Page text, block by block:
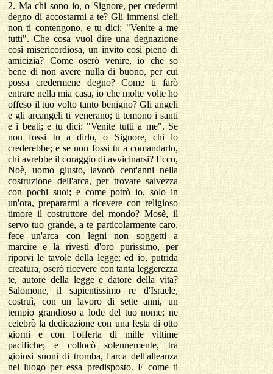
2. Ma chi sono io, o Signore, per credermi
degno di accostarmi a te? Gli immensi cieli
non ti contengono, e tu dici: "Venite a me
tutti". Che cosa vuol dire una degnazione
così misericordiosa, un invito così pieno di
amicizia? Come oserò venire, io che so
bene di non avere nulla di buono, per cui
possa credermene degno? Come ti farò
entrare nella mia casa, io che molte volte ho
offeso il tuo volto tanto benigno? Gli angeli
e gli arcangeli ti venerano; ti temono i santi
e i beati; e tu dici: "Venite tutti a me". Se
non fossi tu a dirlo, o Signore, chi lo
crederebbe; e se non fossi tu a comandarlo,
chi avrebbe il coraggio di avvicinarsi? Ecco,
Noè, uomo giusto, lavorò cent'anni nella
costruzione dell'arca, per trovare salvezza
con pochi suoi; e come potrò io, solo in
un'ora, prepararmi a ricevere con religioso
timore il costruttore del mondo? Mosè, il
servo tuo grande, a te particolarmente caro,
fece un'arca con legni non soggetti a
marcire e la rivestì d'oro purissimo, per
riporvi le tavole della legge; ed io, putrida
creatura, oserò ricevere con tanta leggerezza
te, autore della legge e datore della vita?
Salomone, il sapientissimo re d'Israele,
costruì, con un lavoro di sette anni, un
tempio grandioso a lode del tuo nome; ne
celebrò la dedicazione con una festa di otto
giorni e con l'offerta di mille vittime
pacifiche; e collocò solennemente, tra
gioiosi suoni di tromba, l'arca dell'alleanza
nel luogo per essa predisposto. E come ti